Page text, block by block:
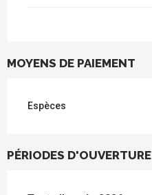
MOYENS DE PAIEMENT
Espèces
PÉRIODES D'OUVERTURE